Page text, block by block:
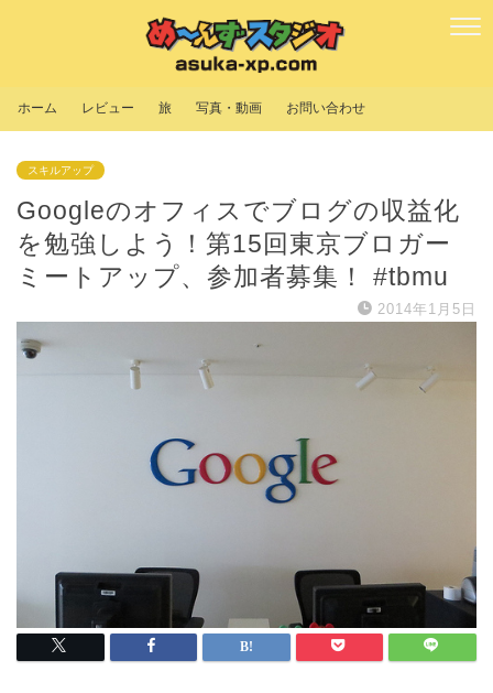
ホーム レビュー 旅 写真・動画 お問い合わせ
スキルアップ
Googleのオフィスでブログの収益化
を勉強しよう！第15回東京ブロガー
ミートアップ、参加者募集！ #tbmu
2014年1月5日